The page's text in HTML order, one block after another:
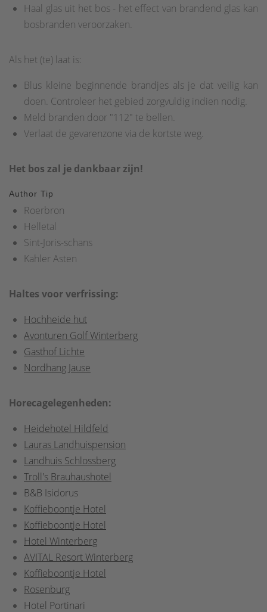
Haal glas uit het bos - het effect van brandend glas kan
bosbranden veroorzaken.
Als het (te) laat is:
Blus kleine beginnende brandjes als je dat veilig kan
doen. Controleer het gebied zorgvuldig indien nodig.
Meld branden door "112" te bellen.
Verlaat de gevarenzone via de kortste weg.
Het bos zal je dankbaar zijn!
Author Tip
Roerbron
Helletal
Sint-Joris-schans
Kahler Asten
Haltes voor verfrissing:
Hochheide hut
Avonturen Golf Winterberg
Gasthof Lichte
Nordhang Jause
Horecagelegenheden:
Heidehotel Hildfeld
Lauras Landhuispension
Landhuis Schlossberg
Troll's Brauhaushotel
B&B Isidorus
Koffieboontje Hotel
Koffieboontje Hotel
Hotel Winterberg
AVITAL Resort Winterberg
Koffieboontje Hotel
Rosenburg
Hotel Portinari